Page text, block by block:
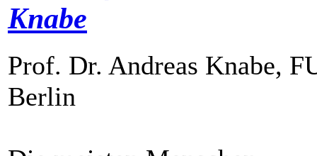
Knabe
Prof. Dr. Andreas Knabe,
Berlin